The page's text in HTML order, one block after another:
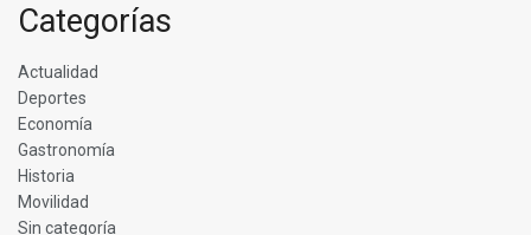
Categorías
Actualidad
Deportes
Economía
Gastronomía
Historia
Movilidad
Sin categoría